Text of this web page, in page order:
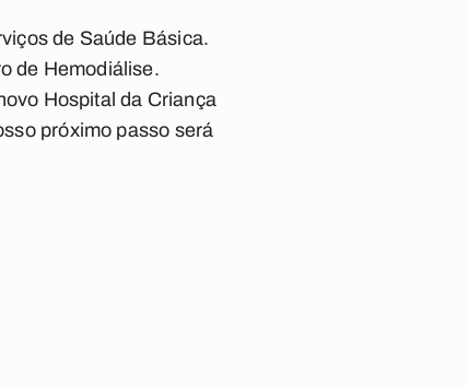
de Saúde Básica.
de Hemodiálise.
Hospital da Criança
próximo passo será